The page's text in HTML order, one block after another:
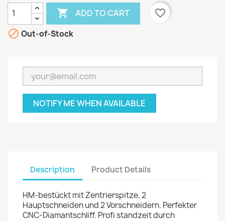
 ADD TO CART
favorite_border
 Out-of-Stock
NOTIFY ME WHEN AVAILABLE
Description Product Details
HM-bestückt mit Zentrierspitze, 2
Hauptschneiden und 2 Vorschneidern. Perfekter
CNC-Diamantschliff. Profi standzeit durch